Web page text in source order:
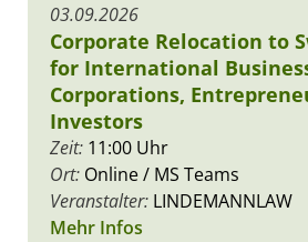
03.09.2026
Corporate Relocation to
for International
Corporations,
Investors
Zeit: 11:00 Uhr
Ort: Online / MS Teams
Veranstalter: LINDEMANNLAW
Mehr Infos